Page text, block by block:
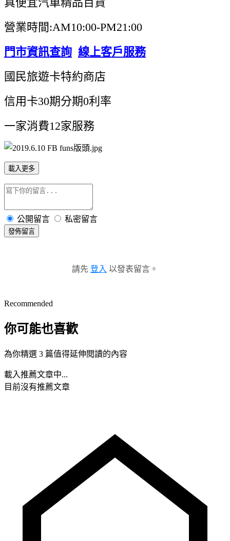
營業時間:AM10:00-PM21:00
門市資訊查詢 線上客戶服務
國民旅遊卡特約商店
信用卡30期分期0利率
一家消費12家服務
載入更多
公開留言 私密留言
發佈留言
請先 登入 以發表留言。
Recommended
你可能也喜歡
為你精選 3 篇值得延伸閱讀的內容
載入推薦文章中...
目前沒有推薦文章